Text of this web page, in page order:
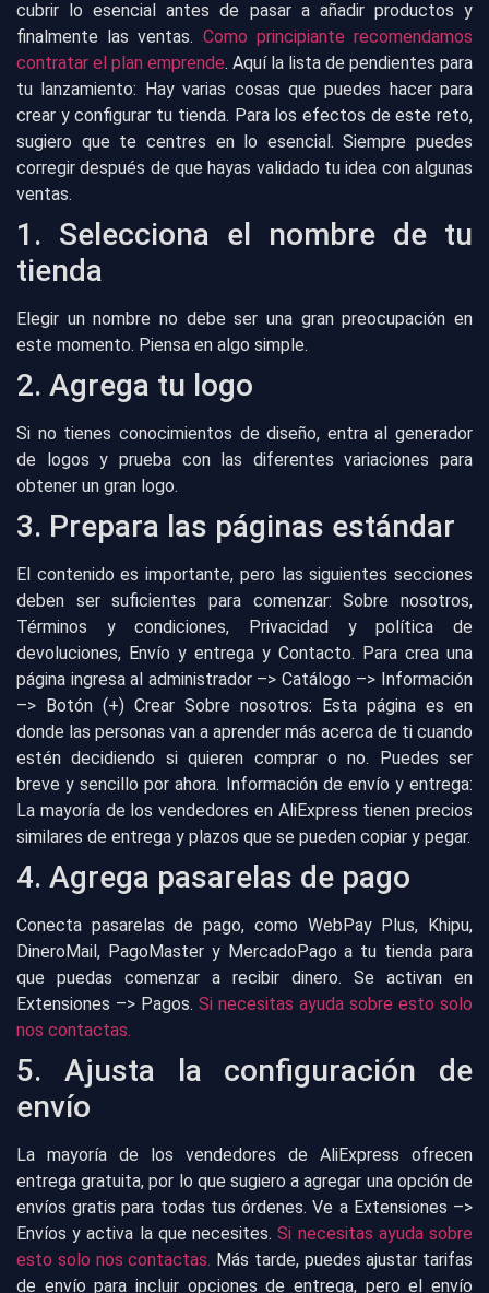
cubrir lo esencial antes de pasar a añadir productos y
finalmente las ventas. Como principiante recomendamos
contratar el plan emprende. Aquí la lista de pendientes para
tu lanzamiento: Hay varias cosas que puedes hacer para
crear y configurar tu tienda. Para los efectos de este reto,
sugiero que te centres en lo esencial. Siempre puedes
corregir después de que hayas validado tu idea con algunas
ventas.
1. Selecciona el nombre de tu
tienda
Elegir un nombre no debe ser una gran preocupación en
este momento. Piensa en algo simple.
2. Agrega tu logo
Si no tienes conocimientos de diseño, entra al generador
de logos y prueba con las diferentes variaciones para
obtener un gran logo.
3. Prepara las páginas estándar
El contenido es importante, pero las siguientes secciones
deben ser suficientes para comenzar: Sobre nosotros,
Términos y condiciones, Privacidad y política de
devoluciones, Envío y entrega y Contacto. Para crea una
página ingresa al administrador –> Catálogo –> Información
–> Botón (+) Crear Sobre nosotros: Esta página es en
donde las personas van a aprender más acerca de ti cuando
estén decidiendo si quieren comprar o no. Puedes ser
breve y sencillo por ahora. Información de envío y entrega:
La mayoría de los vendedores en AliExpress tienen precios
similares de entrega y plazos que se pueden copiar y pegar.
4. Agrega pasarelas de pago
Conecta pasarelas de pago, como WebPay Plus, Khipu,
DineroMail, PagoMaster y MercadoPago a tu tienda para
que puedas comenzar a recibir dinero. Se activan en
Extensiones –> Pagos. Si necesitas ayuda sobre esto solo
nos contactas.
5. Ajusta la configuración de
envío
La mayoría de los vendedores de AliExpress ofrecen
entrega gratuita, por lo que sugiero a agregar una opción de
envíos gratis para todas tus órdenes. Ve a Extensiones –>
Envíos y activa la que necesites.Si necesitas ayuda sobre
esto solo nos contactas. Más tarde, puedes ajustar tarifas
de envío para incluir opciones de entrega, pero el envío